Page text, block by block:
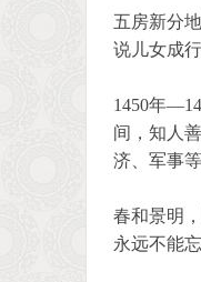
五房新分
说儿女成
1450年
间，知人
济、军事
春和景明
永远不能